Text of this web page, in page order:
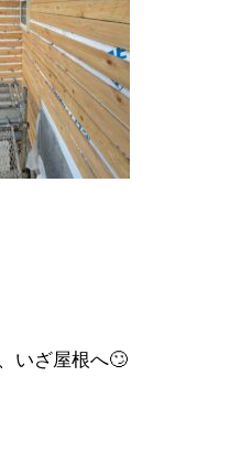
いざ屋根へ🙄